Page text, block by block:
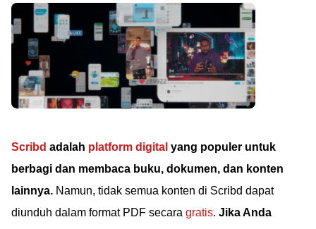
Scribd adalah platform digital yang populer untuk
berbagi dan membaca buku, dokumen, dan konten
lainnya. Namun, tidak semua konten di Scribd dapat
diunduh dalam format PDF secara gratis. Jika Anda